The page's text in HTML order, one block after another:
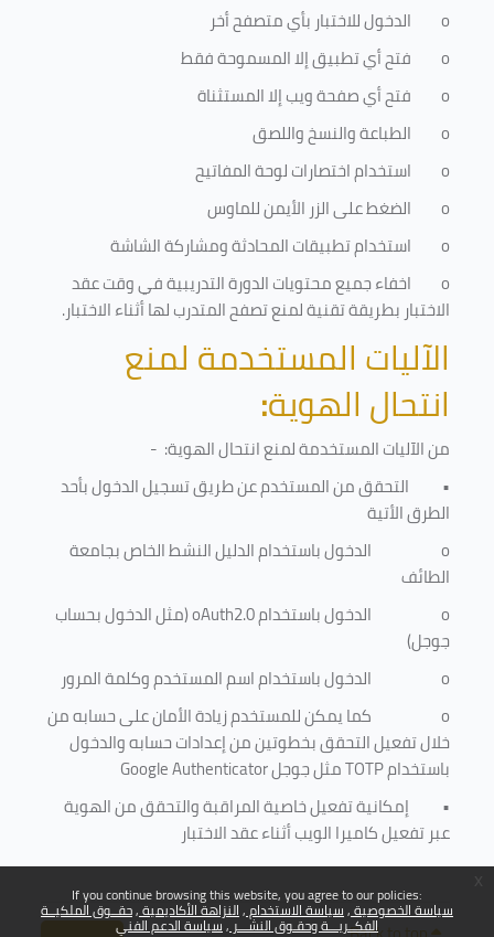
If you continue browsing this website, you agree to our policies:
سياسة الخصوصية سياسة الاستخدام النزاهة الأكاديمية حقــوق الملكيــة
الفكــريـــة وحقـوق النشـــر سياسة الدعم الفني
o
الدخول للاختبار بأي متصفح أخر
o
فتح أي تطبيق إلا المسموحة فقط
o
فتح أي صفحة ويب إلا المستثناة
o
الطباعة والنسخ واللصق
o
استخدام اختصارات لوحة المفاتيح
o
الضغط على الزر الأيمن للماوس
o
استخدام تطبيقات المحادثة ومشاركة الشاشة
o
اخفاء جميع محتويات الدورة التدريبية في وقت عقد
الاختبار بطريقة تقنية لمنع تصفح المتدرب لها أثناء الاختبار.
الآليات المستخدمة لمنع
انتحال الهوية:
من الآليات المستخدمة لمنعانتحال الهوية: -
• التحقق من المستخدم عن طريق تسجيل الدخول بأحد
الطرق الأتية
o
الدخول باستخدام الدليل النشط الخاص بجامعة
الطائف
o
الدخول باستخدامoAuth2.0(مثل الدخول بحساب
جوجل)
o
الدخول باستخدام اسم المستخدم وكلمة المرور
o
كما يمكن للمستخدم زيادة الأمان على حسابه من
خلال تفعيل التحقق بخطوتين من إعدادات حسابه والدخول
باستخدامTOTPمثل جوجلGoogle Authenticator
• إمكانية تفعيل خاصية المراقبة والتحقق من الهوية
عبر تفعيل كاميرا الويب أثناء عقد الاختبار